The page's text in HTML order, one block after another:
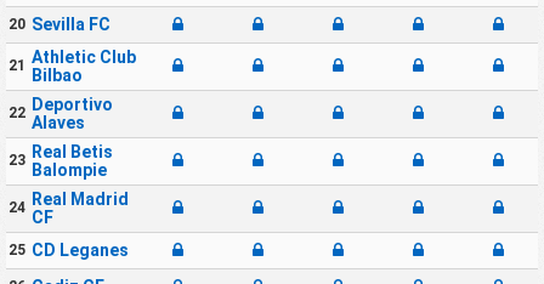
20 Sevilla FC
21 Athletic Club
Bilbao
22 Deportivo
Alaves
23 Real Betis
Balompie
24 Real Madrid
CF
25 CD Leganes